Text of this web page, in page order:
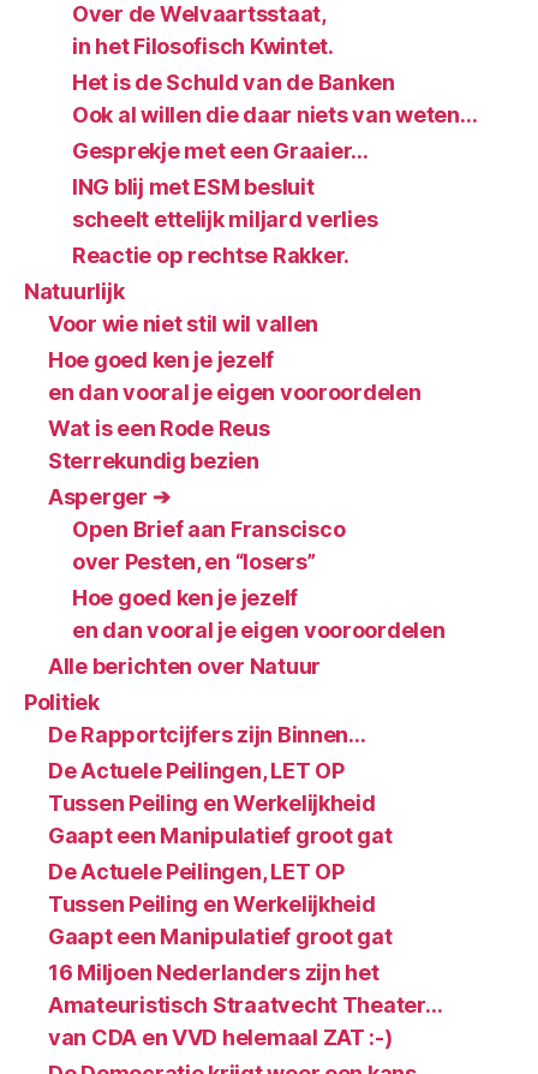
Over de Welvaartsstaat,
in het Filosofisch Kwintet.
Het is de Schuld van de Banken
Ook al willen die daar niets van weten…
Gesprekje met een Graaier…
ING blij met ESM besluit
scheelt ettelijk miljard verlies
Reactie op rechtse Rakker.
Natuurlijk
Voor wie niet stil wil vallen
Hoe goed ken je jezelf
en dan vooral je eigen vooroordelen
Wat is een Rode Reus
Sterrekundig bezien
Asperger ➔
Open Brief aan Franscisco
over Pesten, en “losers”
Hoe goed ken je jezelf
en dan vooral je eigen vooroordelen
Alle berichten over Natuur
Politiek
De Rapportcijfers zijn Binnen…
De Actuele Peilingen, LET OP
Tussen Peiling en Werkelijkheid
Gaapt een Manipulatief groot gat
De Actuele Peilingen, LET OP
Tussen Peiling en Werkelijkheid
Gaapt een Manipulatief groot gat
16 Miljoen Nederlanders zijn het
Amateuristisch Straatvecht Theater…
van CDA en VVD helemaal ZAT :-)